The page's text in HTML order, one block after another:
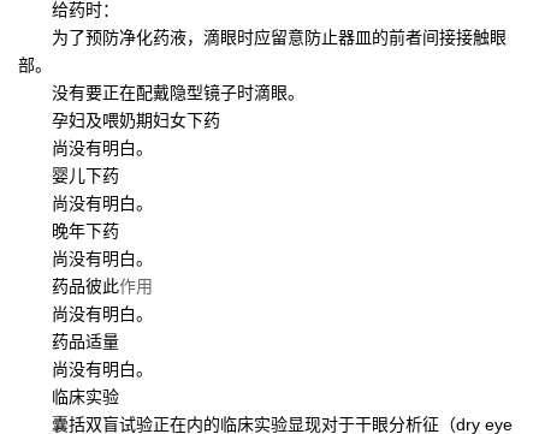
给药时：
为了预防净化药液，滴眼时应留意防止器皿的前者间接接触眼
部。
没有要正在配戴隐型镜子时滴眼。
孕妇及喂奶期妇女下药
尚没有明白。
婴儿下药
尚没有明白。
晚年下药
尚没有明白。
药品彼此作用
尚没有明白。
药品适量
尚没有明白。
临床实验
囊括双盲试验正在内的临床实验显现对于干眼分析征（dry eye